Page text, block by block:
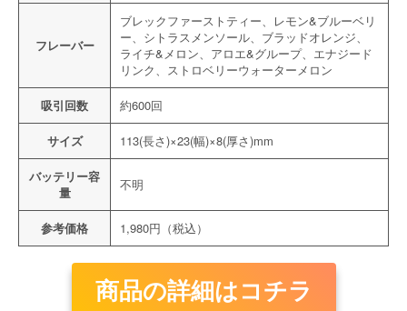
フレーバー
ブレックファーストティー、レモン&ブルーベリ
ー、シトラスメンソール、ブラッドオレンジ、
ライチ&メロン、アロエ&グループ、エナジード
リンク、ストロベリーウォーターメロン
吸引回数 約600回
サイズ 113(長さ)×23(幅)×8(厚さ)mm
バッテリー容
量
不明
参考価格 1,980円（税込）
商品の詳細はコチラ